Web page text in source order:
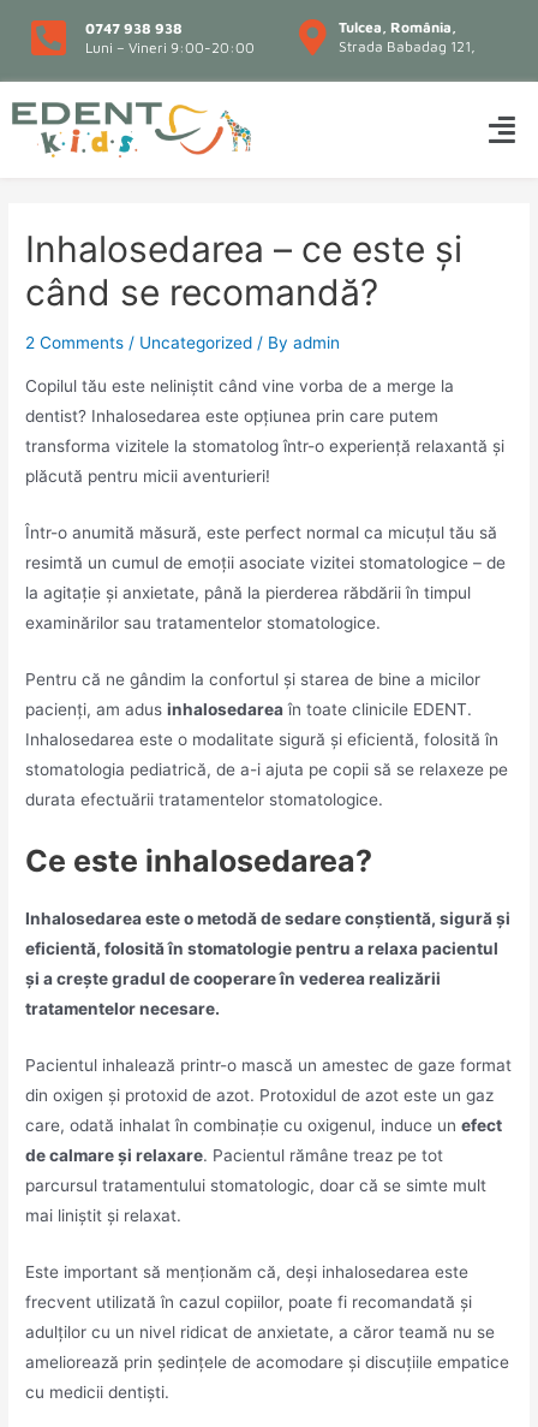
0747 938 938
Luni – Vineri 9:00-20:00
Tulcea, România,
Strada Babadag 121,
Inhalosedarea – ce este și
când se recomandă?
2 Comments / Uncategorized / Byadmin
Copilul tău este neliniștit când vine vorba de a merge la
dentist? Inhalosedarea este opțiunea prin care putem
transforma vizitele la stomatolog într-o experiență relaxantă și
plăcută pentru micii aventurieri!
Într-o anumită măsură, este perfect normal ca micuțul tău să
resimtă un cumul de emoții asociate vizitei stomatologice – de
la agitație și anxietate, până la pierderea răbdării în timpul
examinărilor sau tratamentelor stomatologice.
Pentru că ne gândim la confortul și starea de bine a micilor
pacienți, am adusinhalosedareaîn toate clinicile EDENT.
Inhalosedarea este o modalitate sigură și eficientă, folosită în
stomatologia pediatrică, de a-i ajuta pe copii să se relaxeze pe
durata efectuării tratamentelor stomatologice.
Ce este inhalosedarea?
Inhalosedarea este o metodă de sedare conștientă, sigură și
eficientă, folosită în stomatologie pentru a relaxa pacientul
și a crește gradul de cooperare în vederea realizării
tratamentelor necesare.
Pacientul inhalează printr-o mască un amestec de gaze format
din oxigen și protoxid de azot. Protoxidul de azot este un gaz
care, odată inhalat în combinație cu oxigenul, induce unefect
de calmare și relaxare. Pacientul rămâne treaz pe tot
parcursul tratamentului stomatologic, doar că se simte mult
mai liniștit și relaxat.
Este important să menționăm că, deși inhalosedarea este
frecvent utilizată în cazul copiilor, poate fi recomandată și
adulților cu un nivel ridicat de anxietate, a căror teamă nu se
ameliorează prin ședințele de acomodare și discuțiile empatice
cu medicii dentiști.